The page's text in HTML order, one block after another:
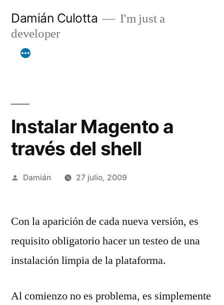
contenido
Damián Culotta
I'm just a
developer
Instalar Magento a
través del shell
Publicado
Damián 27 julio, 2009
Con la aparición de cada nueva versión, es
requisito obligatorio hacer un testeo de una
instalación limpia de la plataforma.
Al comienzo no es problema, es simplemente